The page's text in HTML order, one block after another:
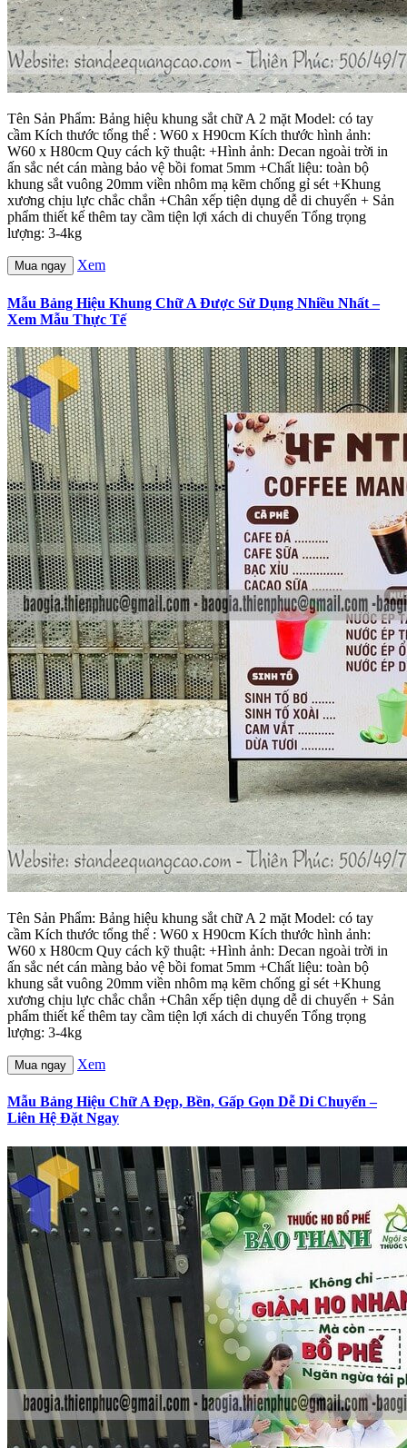
Tên Sản Phẩm: Bảng hiệu khung sắt chữ A 2 mặt Model: có tay
cầm Kích thước tổng thể : W60 x H90cm Kích thước hình ảnh:
W60 x H80cm Quy cách kỹ thuật: +Hình ảnh: Decan ngoài trời in
ấn sắc nét cán màng bảo vệ bồi fomat 5mm +Chất liệu: toàn bộ
khung sắt vuông 20mm viền nhôm mạ kẽm chống gỉ sét +Khung
xương chịu lực chắc chắn +Chân xếp tiện dụng dễ di chuyển + Sản
phẩm thiết kế thêm tay cầm tiện lợi xách di chuyển Tổng trọng
lượng: 3-4kg
Mua ngay Xem
Mẫu Bảng Hiệu Khung Chữ A Được Sử Dụng Nhiều Nhất –
Xem Mẫu Thực Tế
Tên Sản Phẩm: Bảng hiệu khung sắt chữ A 2 mặt Model: có tay
cầm Kích thước tổng thể : W60 x H90cm Kích thước hình ảnh:
W60 x H80cm Quy cách kỹ thuật: +Hình ảnh: Decan ngoài trời in
ấn sắc nét cán màng bảo vệ bồi fomat 5mm +Chất liệu: toàn bộ
khung sắt vuông 20mm viền nhôm mạ kẽm chống gỉ sét +Khung
xương chịu lực chắc chắn +Chân xếp tiện dụng dễ di chuyển + Sản
phẩm thiết kế thêm tay cầm tiện lợi xách di chuyển Tổng trọng
lượng: 3-4kg
Mua ngay Xem
Mẫu Bảng Hiệu Chữ A Đẹp, Bền, Gấp Gọn Dễ Di Chuyển –
Liên Hệ Đặt Ngay